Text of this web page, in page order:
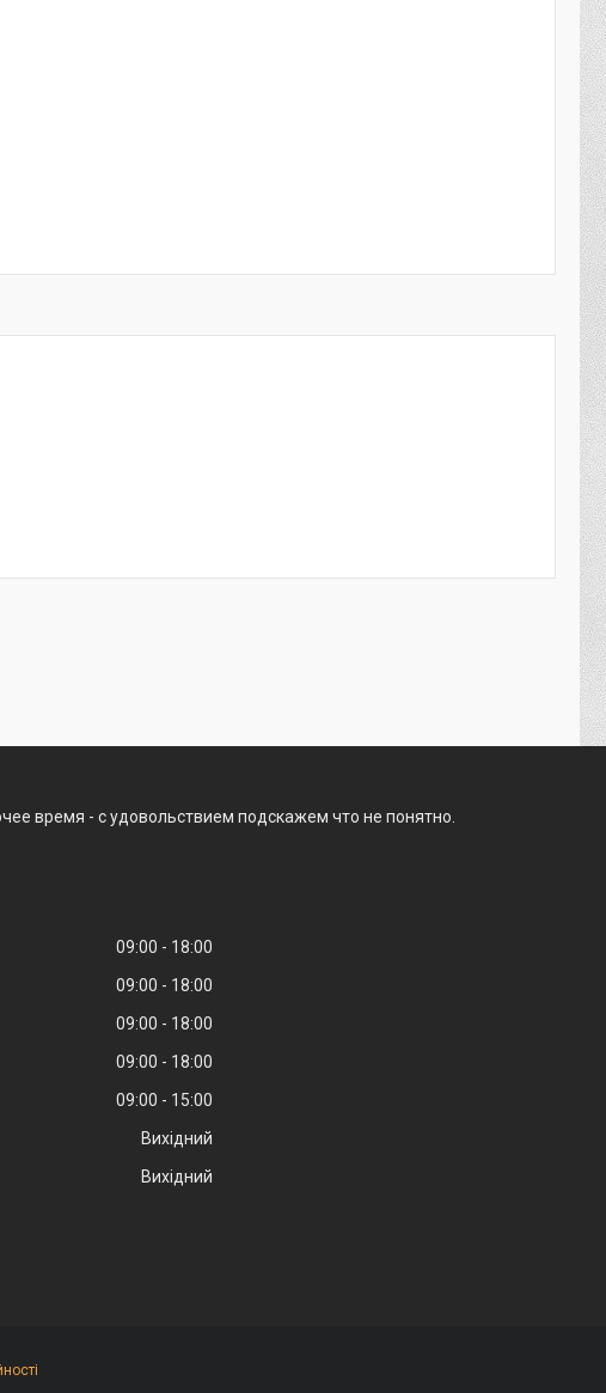
время - с удовольствием подскажем что не понятно.
09:00
18:00
09:00
18:00
09:00
18:00
09:00
18:00
09:00
15:00
Вихідний
Вихідний